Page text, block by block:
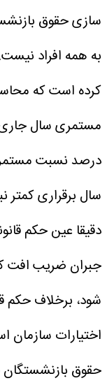
سازی حقوق
به همه افراد
کرده است که
درصد نسبت
سال برقراری کمتر
دقیقا عین حکم
جبران ضریب افت
شود، برخلاف حکم
اختیارات
حقوق